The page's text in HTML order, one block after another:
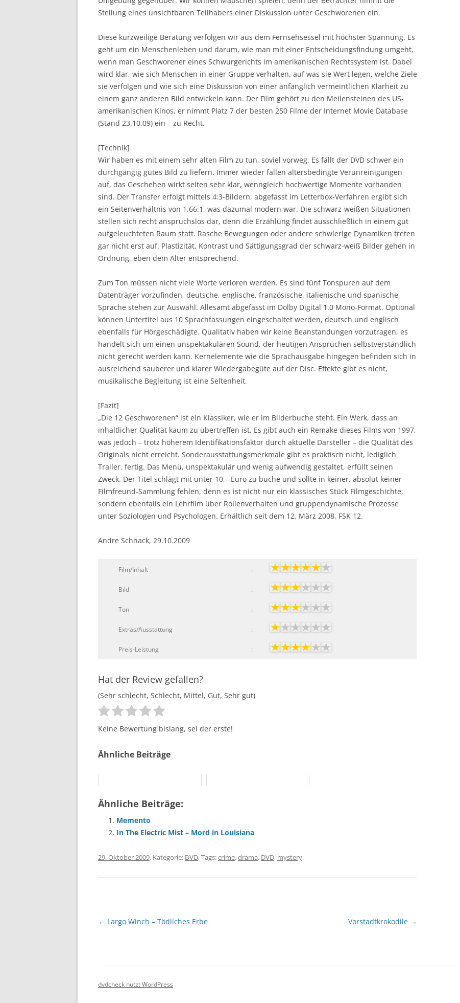
Stellung eines unsichtbaren Teilhabers einer Diskussion unter Geschworenen ein.
Diese kurzweilige Beratung verfolgen wir aus dem Fernsehsessel mit höchster Spannung. Es
geht um ein Menschenleben und darum, wie man mit einer Entscheidungsfindung umgeht,
wenn man Geschworener eines Schwurgerichts im amerikanischen Rechtssystem ist. Dabei
wird klar, wie sich Menschen in einer Gruppe verhalten, auf was sie Wert legen, welche Ziele
sie verfolgen und wie sich eine Diskussion von einer anfänglich vermeintlichen Klarheit zu
einem ganz anderen Bild entwickeln kann. Der Film gehört zu den Meilensteinen des US-
amerikanischen Kinos, er nimmt Platz 7 der besten 250 Filme der Internet Movie Database
(Stand 23.10.09) ein – zu Recht.
[Technik]
Wir haben es mit einem sehr alten Film zu tun, soviel vorweg. Es fällt der DVD schwer ein
durchgängig gutes Bild zu liefern. Immer wieder fallen altersbedingte Verunreinigungen
auf, das Geschehen wirkt selten sehr klar, wenngleich hochwertige Momente vorhanden
sind. Der Transfer erfolgt mittels 4:3-Bildern, abgefasst im Letterbox-Verfahren ergibt sich
ein Seitenverhältnis von 1.66:1, was dazumal modern war. Die schwarz-weißen Situationen
stellen sich recht anspruchslos dar, denn die Erzählung findet ausschließlich in einem gut
aufgeleuchteten Raum statt. Rasche Bewegungen oder andere schwierige Dynamiken treten
gar nicht erst auf. Plastizität, Kontrast und Sättigungsgrad der schwarz-weiß Bilder gehen in
Ordnung, eben dem Alter entsprechend.
Zum Ton müssen nicht viele Worte verloren werden. Es sind fünf Tonspuren auf dem
Datenträger vorzufinden, deutsche, englische, französische, italienische und spanische
Sprache stehen zur Auswahl. Allesamt abgefasst im Dolby Digital 1.0 Mono-Format. Optional
können Untertitel aus 10 Sprachfassungen eingeschaltet werden, deutsch und englisch
ebenfalls für Hörgeschädigte. Qualitativ haben wir keine Beanstandungen vorzutragen, es
handelt sich um einen unspektakulären Sound, der heutigen Ansprüchen selbstverständlich
nicht gerecht werden kann. Kernelemente wie die Sprachausgabe hingegen befinden sich in
ausreichend sauberer und klarer Wiedergabegüte auf der Disc. Effekte gibt es nicht,
musikalische Begleitung ist eine Seltenheit.
[Fazit]
„Die 12 Geschworenen“ ist ein Klassiker, wie er im Bilderbuche steht. Ein Werk, dass an
inhaltlicher Qualität kaum zu übertreffen ist. Es gibt auch ein Remake dieses Films von 1997,
was jedoch – trotz höherem Identifikationsfaktor durch aktuelle Darsteller – die Qualität des
Originals nicht erreicht. Sonderausstattungsmerkmale gibt es praktisch nicht, lediglich
Trailer, fertig. Das Menü, unspektakulär und wenig aufwendig gestaltet, erfüllt seinen
Zweck. Der Titel schlägt mit unter 10,– Euro zu buche und sollte in keiner, absolut keiner
Filmfreund-Sammlung fehlen, denn es ist nicht nur ein klassisches Stück Filmgeschichte,
sondern ebenfalls ein Lehrfilm über Rollenverhalten und gruppendynamische Prozesse
unter Soziologen und Psychologen. Erhältlich seit dem 12. März 2008, FSK 12.
Andre Schnack, 29.10.2009
Film/Inhalt :
Bild :
Ton :
Extras/Ausstattung :
Preis-Leistung :
Hat der Review gefallen?
(Sehr schlecht, Schlecht, Mittel, Gut, Sehr gut)
Keine Bewertung bislang, sei der erste!
Ähnliche Beiträge
Ähnliche Beiträge:
Memento
In The Electric Mist – Mord in Louisiana
29. Oktober 2009, Kategorie: DVD, Tags:crime,drama, DVD, mystery.
Beitragsnavigation
← Largo Winch – Tödliches Erbe Vorstadtkrokodile →
dvdcheck nutzt WordPress